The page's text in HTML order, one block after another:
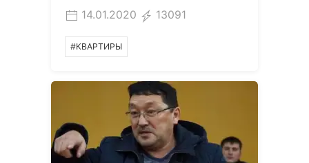
14.01.2020 13091
#КВАРТИРЫ